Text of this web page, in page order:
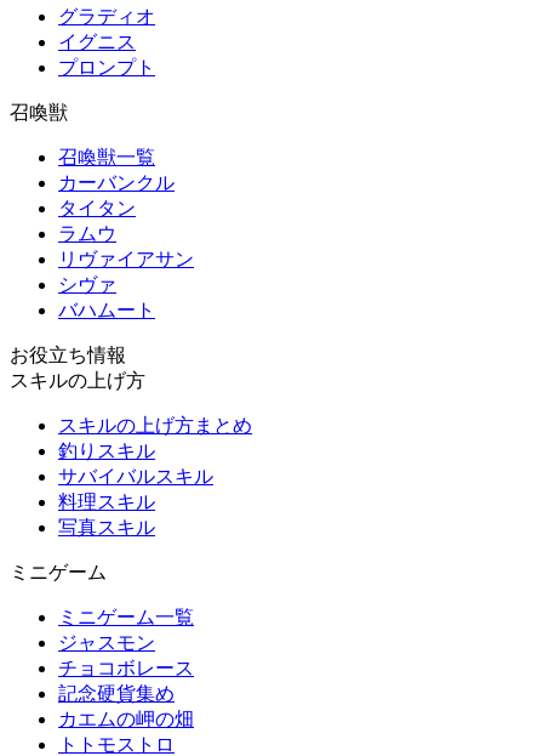
グラディオ
イグニス
プロンプト
召喚獣
召喚獣一覧
カーバンクル
タイタン
ラムウ
リヴァイアサン
シヴァ
バハムート
お役立ち情報
スキルの上げ方
スキルの上げ方まとめ
釣りスキル
サバイバルスキル
料理スキル
写真スキル
ミニゲーム
ミニゲーム一覧
ジャスモン
チョコボレース
記念硬貨集め
カエムの岬の畑
トトモストロ